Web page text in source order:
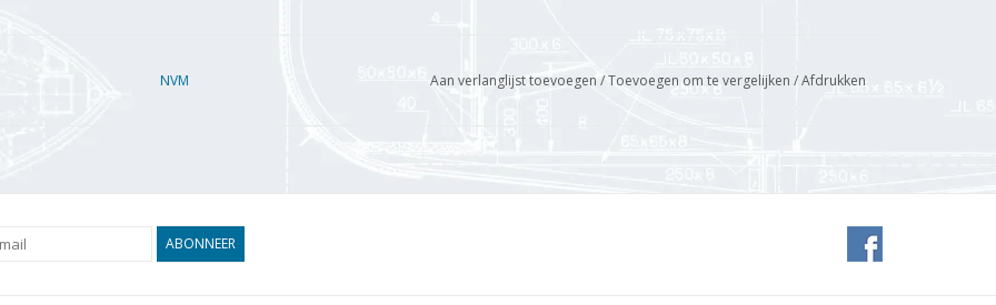
NVM Aan verlanglijst toevoegen /Toevoegen om te vergelijken /Afdrukken
ABONNEER